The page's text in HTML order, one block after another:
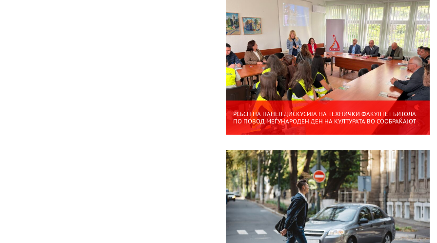
РСБСП НА ПАНЕЛ ДИСКУСИЈА НА ТЕХНИЧКИ ФАКУЛТЕТ БИТОЛА
ПО ПОВОД МЕЃУНАРОДЕН ДЕН НА КУЛТУРАТА ВО СООБРАЌАЈОТ